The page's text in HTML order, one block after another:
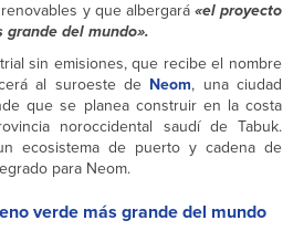
y que albergará«el proyecto
del mundo».
sin emisiones, que recibe el nombre
al suroeste de Neom, una ciudad
que se planea construir en la costa
noroccidental saudí de Tabuk.
ecosistema de puerto y cadena de
para Neom.
verde más grande del mundo